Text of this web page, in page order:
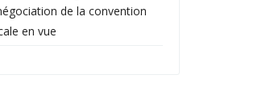
de la convention
en vue